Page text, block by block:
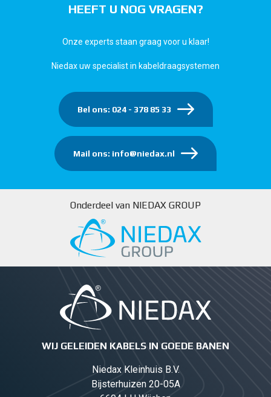
HEEFT U NOG VRAGEN?
Onze experts staan graag voor u klaar!
Niedax uw specialist in kabeldraagsystemen
Bel ons: 024 - 378 85 33
Mail ons: info@niedax.nl
Onderdeel van NIEDAX GROUP
WIJ GELEIDEN KABELS IN GOEDE BANEN
Niedax Kleinhuis B.V.
Bijsterhuizen 20-05A